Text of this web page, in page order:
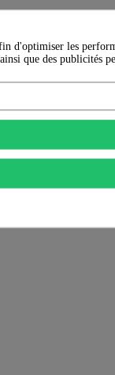
d'optimiser les
que des publicités